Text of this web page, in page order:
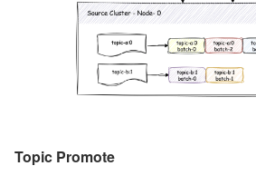
Topic Promote